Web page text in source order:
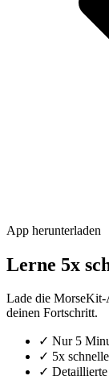
App herunterladen
Lerne 5x
Lade die
deinen Fortschritt.
✓ Nur 5
✓ 5x
✓